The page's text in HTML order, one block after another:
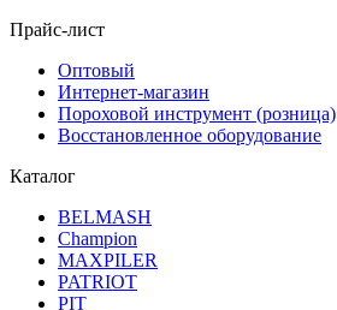
Прайс-лист
Оптовый
Интернет-магазин
Пороховой инструмент (розница)
Восстановленное оборудование
Каталог
BELMASH
Champion
MAXPILER
PATRIOT
PIT